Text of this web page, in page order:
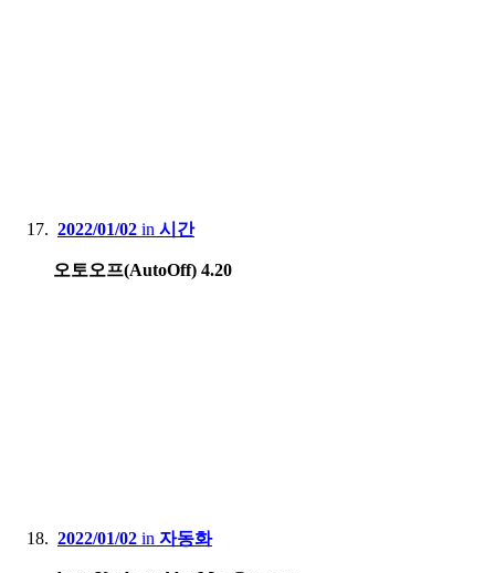
2022/01/02 in 시간
오토오프(AutoOff) 4.20
2022/01/02 in 자동화